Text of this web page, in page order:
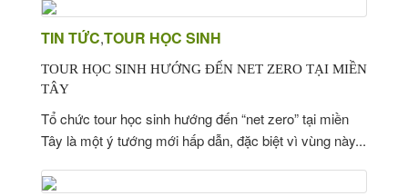
TIN TỨC,TOUR HỌC SINH
TOUR HỌC SINH HƯỚNG ĐẾN NET ZERO TẠI MIỀN
TÂY
Tổ chức tour học sinh hướng đến “net zero” tại miền
Tây là một ý tướng mới hấp dẫn, đặc biệt vì vùng này...